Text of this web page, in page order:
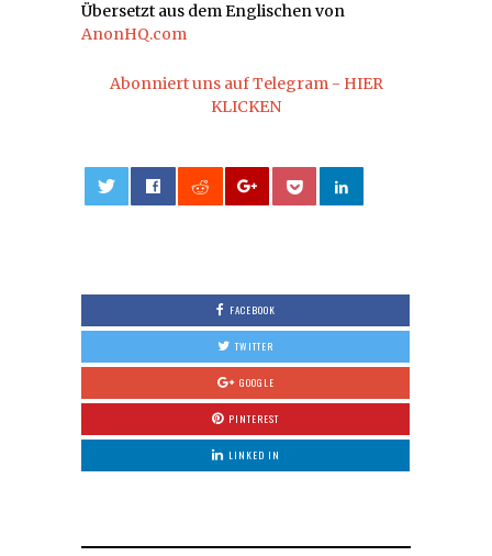
Übersetzt aus dem Englischen von
AnonHQ.com
Abonniert uns auf Telegram - HIER
KLICKEN
FACEBOOK
TWITTER
GOOGLE
PINTEREST
LINKED IN